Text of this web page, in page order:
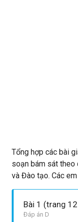
Tổng hợp các bài
soạn bám sát theo
và Đào tạo. Các
Bài 1 (trang
Đáp án D